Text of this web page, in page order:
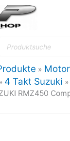
search
Motor
4 Takt Suzuki
RMZ450